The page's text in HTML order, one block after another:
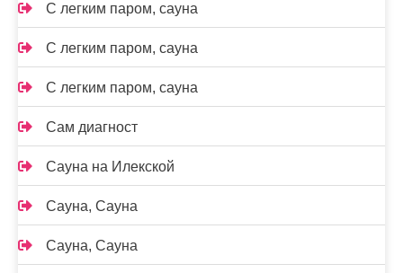
С легким паром, сауна
С легким паром, сауна
С легким паром, сауна
Сам диагност
Сауна на Илекской
Сауна, Сауна
Сауна, Сауна